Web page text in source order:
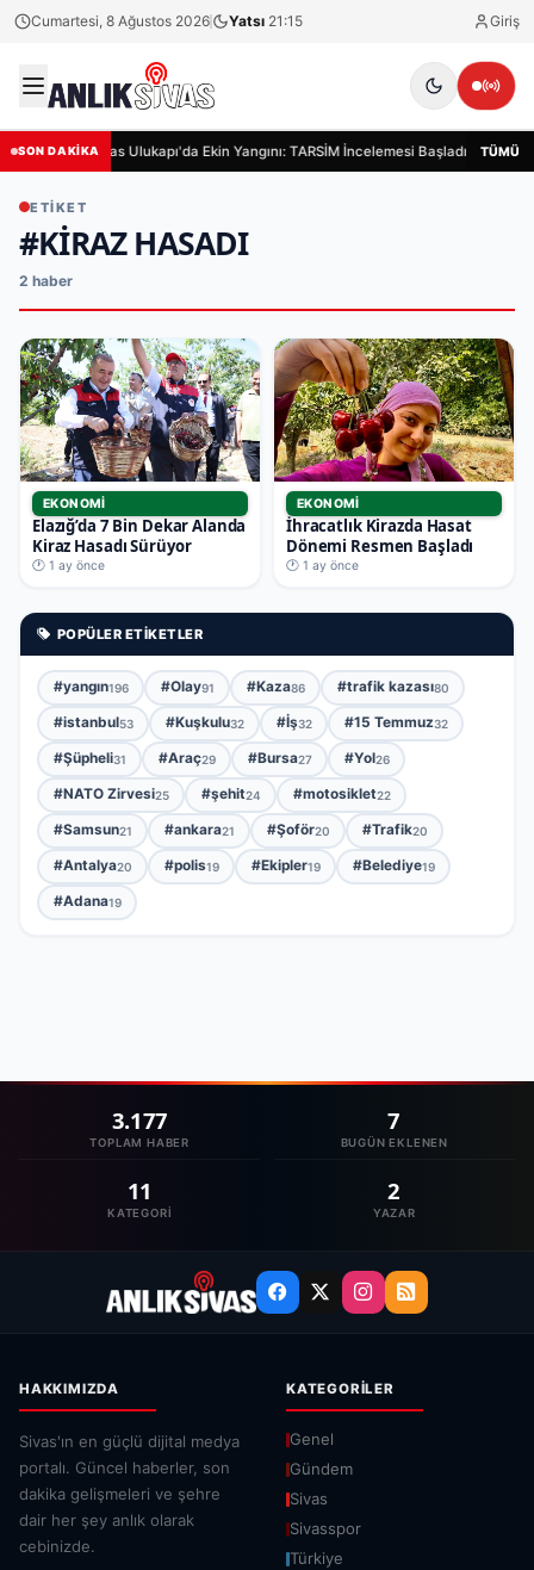
Cumartesi, 8 Ağustos 2026 Yatsı 21:15 Giriş
SON DAKİKASivas Ulukapı'da Ekin Yangını: TARSİM İncelemesi Başladı TÜMÜ
ETIKET
#KIRAZ HASADI
2 haber
EKONOMI
Elazığ’da 7 Bin Dekar Alanda
Kiraz Hasadı Sürüyor
🕐 1 ay önce
EKONOMI
İhracatlık Kirazda Hasat
Dönemi Resmen Başladı
🕐 1 ay önce
POPÜLER ETIKETLER
#yangın196 #Olay91 #Kaza86 #trafik kazası80
#istanbul53 #Kuşkulu32 #İş32 #15 Temmuz32
#Şüpheli31 #Araç29 #Bursa27 #Yol26
#NATO Zirvesi25 #şehit24 #motosiklet22
#Samsun21 #ankara21 #Şoför20 #Trafik20
#Antalya20 #polis19 #Ekipler19 #Belediye19
#Adana19
3.177
TOPLAM HABER
7
BUGÜN EKLENEN
11
KATEGORI
2
YAZAR
HAKKIMIZDA
Sivas'ın en güçlü dijital medya
portalı. Güncel haberler, son
dakika gelişmeleri ve şehre
dair her şey anlık olarak
cebinizde.
KATEGORILER
Genel
Gündem
Sivas
Sivasspor
Türkiye